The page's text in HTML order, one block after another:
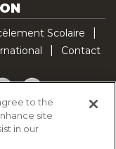
Scolaire
Contact
PinterestTikTok
to the
site
in our